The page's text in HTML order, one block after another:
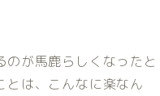
が馬鹿らしくなったと
とは、こんなに楽なん